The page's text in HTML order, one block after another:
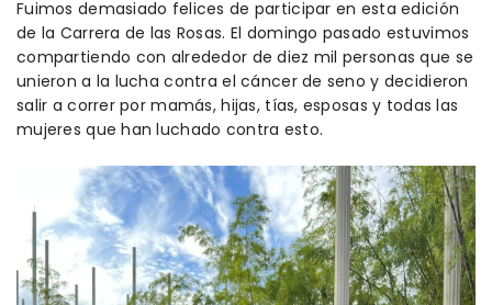
Fuimos demasiado felices de participar en esta edición
de la Carrera de las Rosas. El domingo pasado estuvimos
compartiendo con alrededor de diez mil personas que se
unieron a la lucha contra el cáncer de seno y decidieron
salir a correr por mamás, hijas, tías, esposas y todas las
mujeres que han luchado contra esto.